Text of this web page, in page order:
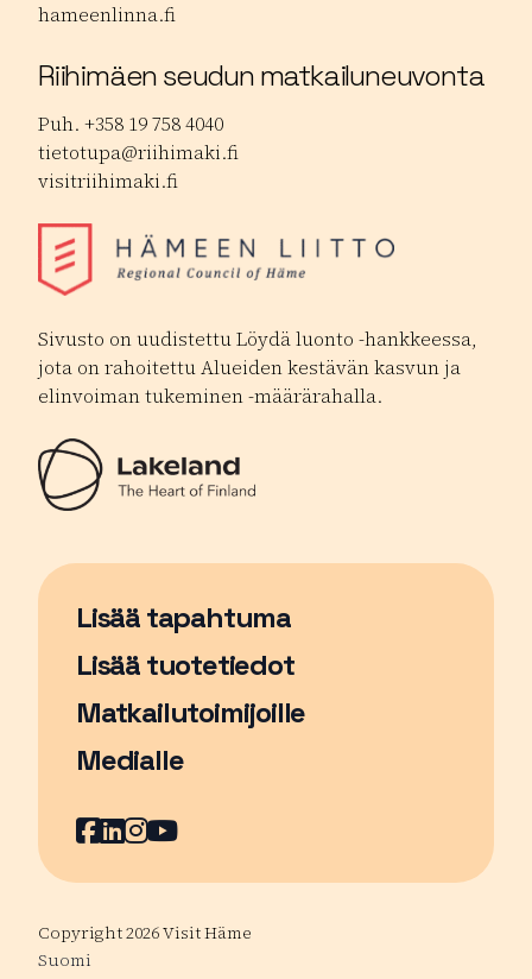
hameenlinna.fi
Riihimäen seudun matkailuneuvonta
Puh. +358 19 758 4040
tietotupa@riihimaki.fi
visitriihimaki.fi
Sivusto on uudistettu Löydä luonto -hankkeessa,
jota on rahoitettu Alueiden kestävän kasvun ja
elinvoiman tukeminen -määrärahalla.
Lisää tapahtuma
Sivu avautuu uudessa ikkunassa
Lisää tuotetiedot
Matkailutoimijoille
Medialle
Facebook
Sivu avautuu uudessa ikkunassa
LinkedIn
Sivu avautuu uudessa ikkunassa
Instagram
Sivu avautuu uudessa
YouTube
Sivu avautuu uudessa
Copyright 2026 Visit Häme
Suomi